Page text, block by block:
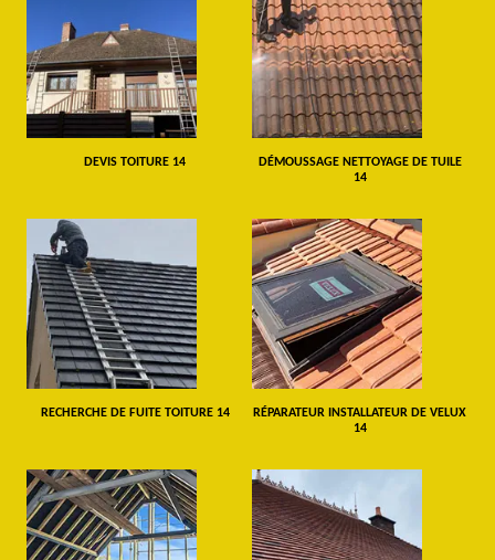
DEVIS TOITURE 14
DÉMOUSSAGE NETTOYAGE DE TUILE
14
RECHERCHE DE FUITE TOITURE 14
RÉPARATEUR INSTALLATEUR DE VELUX
14